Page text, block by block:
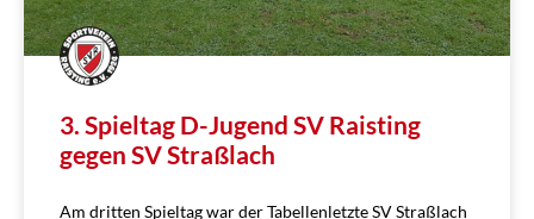
3. Spieltag D-Jugend SV Raisting
gegen SV Straßlach
Am dritten Spieltag war der Tabellenletzte SV Straßlach